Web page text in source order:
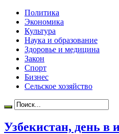
Политика
Экономика
Культура
Наука и образование
Здоровье и медицина
Закон
Спорт
Бизнес
Сельское хозяйство
Узбекистан, день в